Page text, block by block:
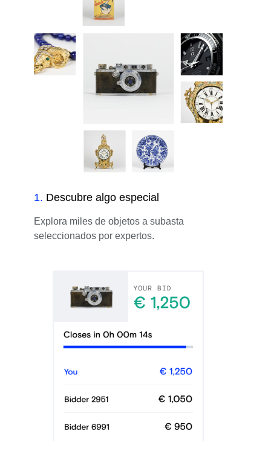
1. Descubre algo especial
Explora miles de objetos a subasta
seleccionados por expertos.